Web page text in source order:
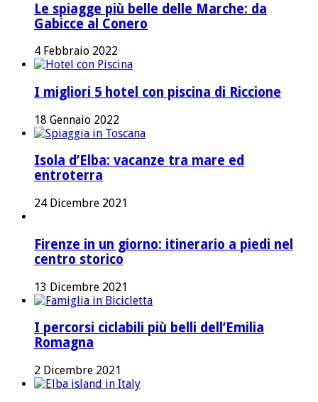
Le spiagge più belle delle Marche: da
Gabicce al Conero
4 Febbraio 2022
I migliori 5 hotel con piscina di Riccione
18 Gennaio 2022
Isola d’Elba: vacanze tra mare ed
entroterra
24 Dicembre 2021
Firenze in un giorno: itinerario a piedi nel
centro storico
13 Dicembre 2021
I percorsi ciclabili più belli dell’Emilia
Romagna
2 Dicembre 2021